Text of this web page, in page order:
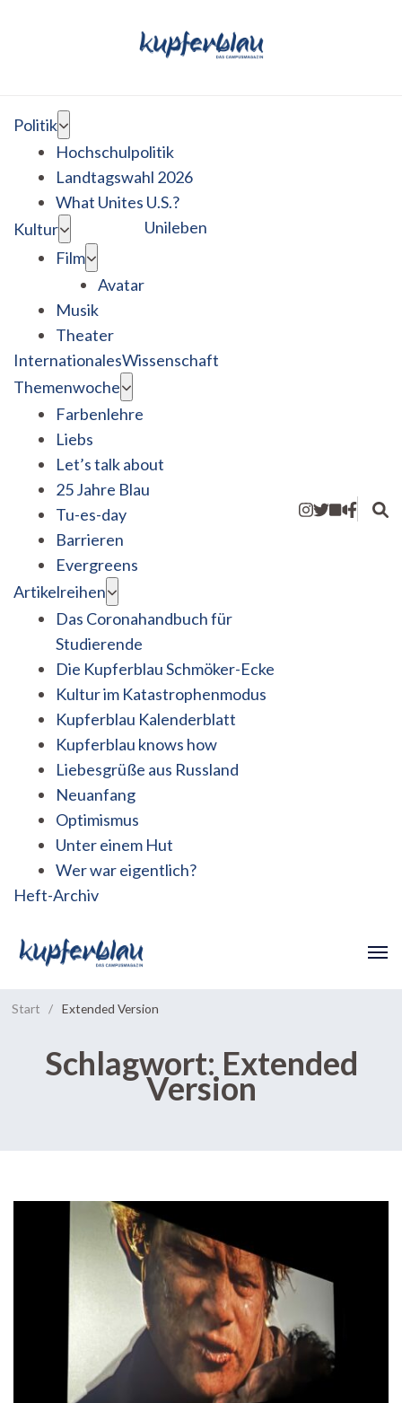
Politik
Hochschulpolitik
Landtagswahl 2026
What Unites U.S.?
Kultur
Film
Avatar
Musik
Theater
Unileben
InternationalesWissenschaft
Themenwoche
Farbenlehre
Liebs
Let’s talk about
25 Jahre Blau
Tu-es-day
Barrieren
Evergreens
Artikelreihen
Das Coronahandbuch für
Studierende
Die Kupferblau Schmöker-Ecke
Kultur im Katastrophenmodus
Kupferblau Kalenderblatt
Kupferblau knows how
Liebesgrüße aus Russland
Neuanfang
Optimismus
Unter einem Hut
Wer war eigentlich?
Heft-Archiv
Start / Extended Version
Schlagwort: Extended
Version